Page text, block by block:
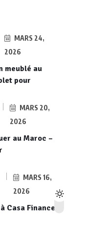
MARS 24,
2026
meublé au
pour
MARS 20,
2026
au Maroc –
MARS 16,
2026
Casa Finance